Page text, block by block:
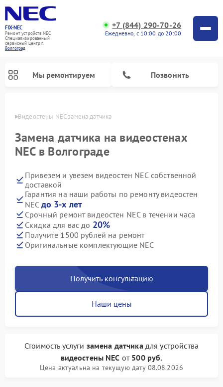
FIX-NEC
Ремонт устройств NEC
Специализированный
cервисный центр г.
Волгоград
+7 (844) 290-70-26
Ежедневно, с 10:00 до 20:00
Мы ремонтируем Позвонить
Видеостены NEC замена датчика
Замена датчика на видеостенах
NEC в Волгограде
Привезем и увезем видеостен NEC собственной
доставкой
Гарантия на наши работы по ремонту видеостен
NEC до 3-х лет
Срочный ремонт видеостен NEC в течении часа
Скидка для вас до 20%
Получите 1500 рублей на ремонт
Оригинальные комплектующие NEC
Получить консультацию
Наши цены
Стоимость услуги замена датчикадля устройства
видеостены NEC от 500 руб.
Цена актуальна на текущую дату 08.08.2026